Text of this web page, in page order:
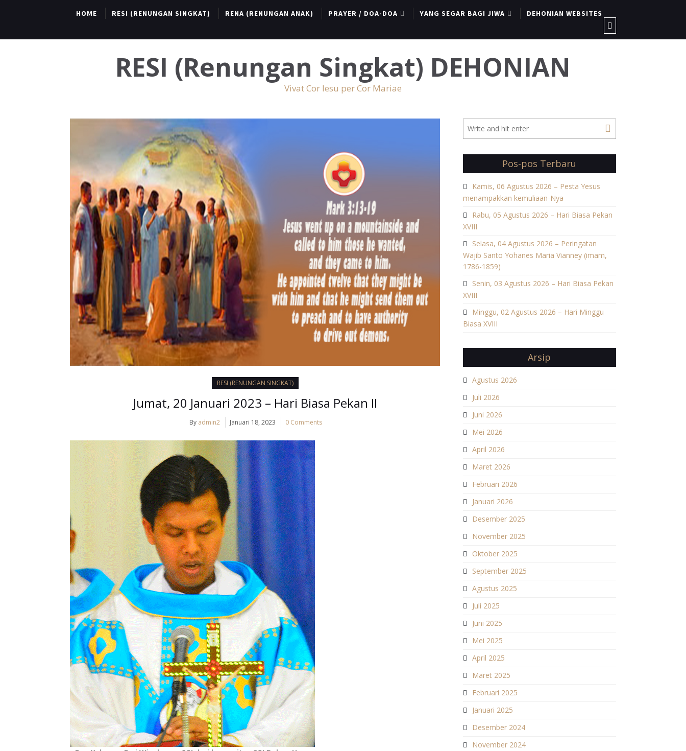
HOME RESI (RENUNGAN SINGKAT) RENA (RENUNGAN ANAK) PRAYER / DOA-DOA YANG SEGAR BAGI JIWA DEHONIAN WEBSITES
RESI (Renungan Singkat) DEHONIAN
Vivat Cor Iesu per Cor Mariae
RESI (RENUNGAN SINGKAT)
Jumat, 20 Januari 2023 – Hari Biasa Pekan II
By admin2 Januari 18, 2023 0 Comments
Pos-pos Terbaru
Kamis, 06 Agustus 2026 – Pesta Yesus
menampakkan kemuliaan-Nya
Rabu, 05 Agustus 2026 – Hari Biasa Pekan
XVIII
Selasa, 04 Agustus 2026 – Peringatan
Wajib Santo Yohanes Maria Vianney (imam,
1786-1859)
Senin, 03 Agustus 2026 – Hari Biasa Pekan
XVIII
Minggu, 02 Agustus 2026 – Hari Minggu
Biasa XVIII
Arsip
Agustus 2026
Juli 2026
Juni 2026
Mei 2026
April 2026
Maret 2026
Februari 2026
Januari 2026
Desember 2025
November 2025
Oktober 2025
September 2025
Agustus 2025
Juli 2025
Juni 2025
Mei 2025
April 2025
Maret 2025
Februari 2025
Januari 2025
Desember 2024
November 2024